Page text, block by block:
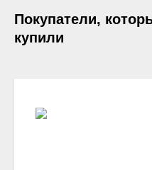
Покупатели,
купили